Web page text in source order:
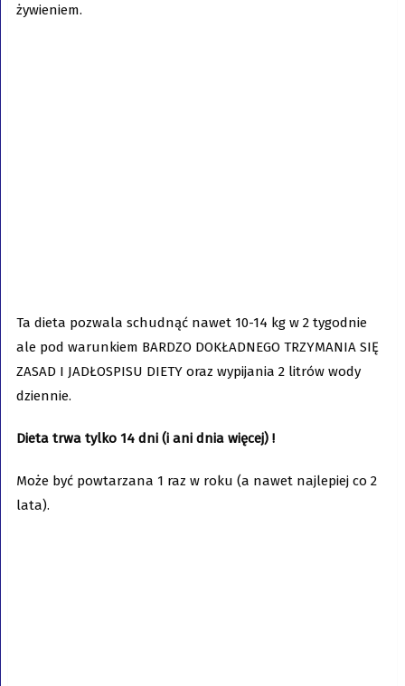
żywieniem.
Ta dieta pozwala schudnąć nawet 10-14 kg w 2 tygodnie
ale pod warunkiem BARDZO DOKŁADNEGO TRZYMANIA SIĘ
ZASAD I JADŁOSPISU DIETY oraz wypijania 2 litrów wody
dziennie.
Dieta trwa tylko 14 dni (i ani dnia więcej) !
Może być powtarzana 1 raz w roku (a nawet najlepiej co 2
lata).